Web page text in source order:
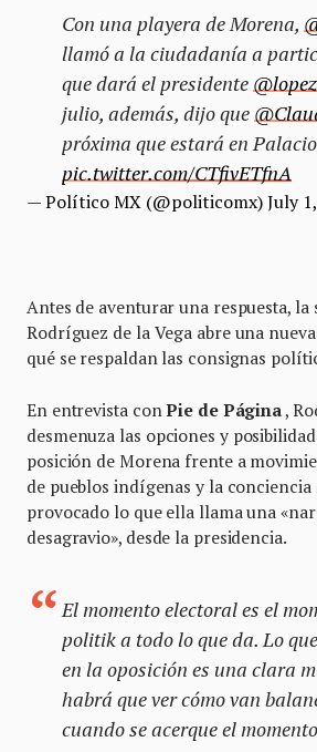
Con una playera de Morena,
llamó a la ciudadanía a
que dará el presidente
julio, además, dijo que
próxima que estará en
pic.twitter.com/CTfivETfnA
— Político MX (@politicomx)July
Antes de aventurar una respuesta, la
Rodríguez de la Vega abre una
qué se respaldan las consignas
En entrevista conPie de Página ,
desmenuza las opciones y
posición de Morena frente a
de pueblos indígenas y la conciencia
provocado lo que ella llama una
desagravio», desde la presidencia.
El momento electoral es el
politika todo lo que da. Lo
en la oposición es una clara
habrá que ver cómo van
cuando se acerque el